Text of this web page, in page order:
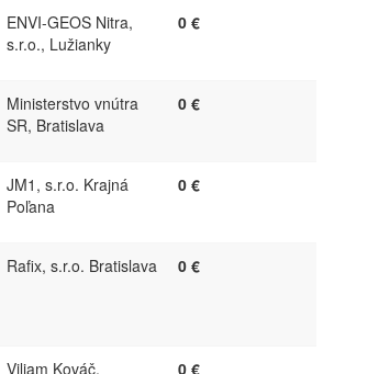
ENVI-GEOS Nitra,
s.r.o., Lužianky
0 €
Ministerstvo vnútra
SR, Bratislava
0 €
JM1, s.r.o. Krajná
Poľana
0 €
Rafix, s.r.o. Bratislava 0 €
Viliam Kováč,
0 €